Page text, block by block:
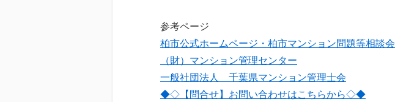
参考ページ
柏市公式ホームページ・柏市マンション問題等相談会
（財）マンション管理センター
一般社団法人 千葉県マンション管理士会
◆◇【問合せ】お問い合わせはこちらから◇◆